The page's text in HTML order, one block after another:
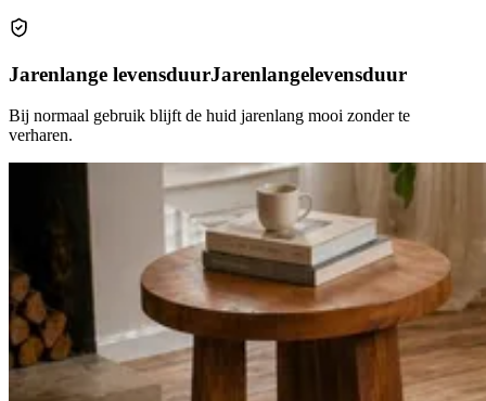
Jarenlange levensduurJarenlangelevensduur
Bij normaal gebruik blijft de huid jarenlang mooi zonder te
verharen.